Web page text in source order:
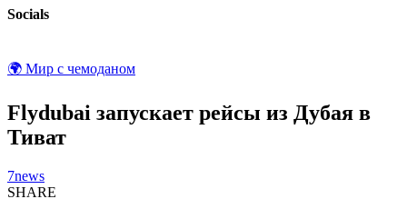
Socials
🌍 Мир с чемоданом
Flydubai запускает рейсы из Дубая в
Тиват
7news
SHARE